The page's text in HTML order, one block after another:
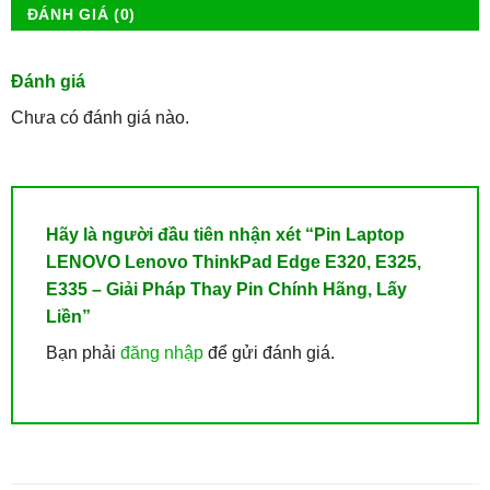
ĐÁNH GIÁ (0)
Đánh giá
Chưa có đánh giá nào.
Hãy là người đầu tiên nhận xét “Pin Laptop
LENOVO Lenovo ThinkPad Edge E320, E325,
E335 – Giải Pháp Thay Pin Chính Hãng, Lấy
Liền”
Bạn phải đăng nhậpđể gửi đánh giá.